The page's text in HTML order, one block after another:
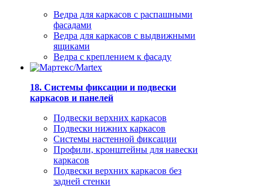
Ведра для каркасов с распашными
фасадами
Ведра для каркасов с выдвижными
ящиками
Ведра с креплением к фасаду
18. Системы фиксации и подвески
каркасов и панелей
Подвески верхних каркасов
Подвески нижних каркасов
Системы настенной фиксации
Профили, кронштейны для навески
каркасов
Подвески верхних каркасов без
задней стенки